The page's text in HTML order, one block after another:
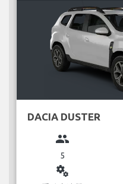
DACIA DUSTER
group
5
miscellaneous_services